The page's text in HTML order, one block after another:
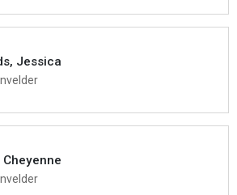
Jessica
Cheyenne